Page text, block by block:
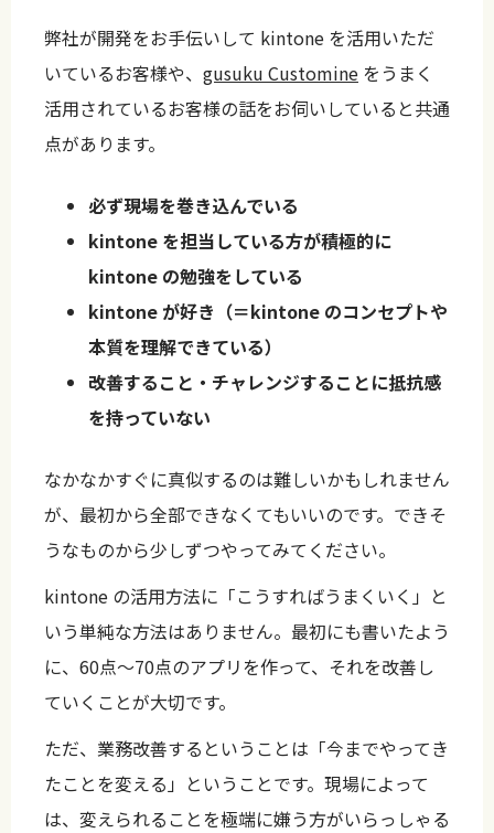
弊社が開発をお手伝いして kintone を活用いただ
いているお客様や、 gusuku Customine をうまく
活用されているお客様の話をお伺いしていると共通
点があります。
必ず現場を巻き込んでいる
kintone を担当している方が積極的に
kintone の勉強をしている
kintone が好き（＝kintone のコンセプトや
本質を理解できている）
改善すること・チャレンジすることに抵抗感
を持っていない
なかなかすぐに真似するのは難しいかもしれません
が、最初から全部できなくてもいいのです。できそ
うなものから少しずつやってみてください。
kintone の活用方法に「こうすればうまくいく」と
いう単純な方法はありません。最初にも書いたよう
に、60点〜70点のアプリを作って、それを改善し
ていくことが大切です。
ただ、業務改善するということは「今までやってき
たことを変える」ということです。現場によって
は、変えられることを極端に嫌う方がいらっしゃる